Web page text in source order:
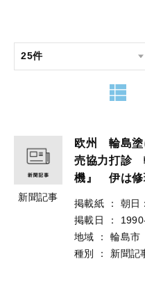
新聞記事
欧州 輪島塗
売協力打診
機』 伊は修
掲載紙 ：
朝日
掲載日
：
地域
：
輪島市
種別
： 新聞記